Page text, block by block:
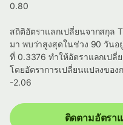
0.80
สถิติอัตราแลกเปลี่ยนจากสกุล
มา พบว่าสูงสุดในช่วง 90 วัน
ที่ 0.3376 ทำให้อัตราแลกเปลี่
โดยอัตราการเปลี่ยนแปลงของ
-2.06
ติดตามอัตรา